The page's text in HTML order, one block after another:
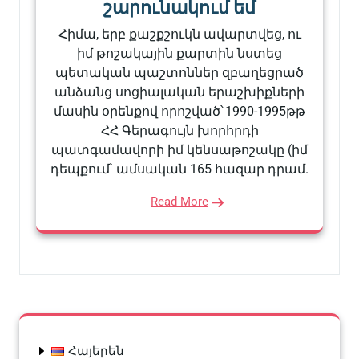
շարունակում եմ
Հիմա, երբ քաշքշուկն ավարտվեց, ու
իմ թոշակային քարտին նստեց
պետական պաշտոններ զբաղեցրած
անձանց սոցիալական երաշխիքների
մասին օրենքով որոշված՝ 1990-1995թթ
ՀՀ Գերագույն խորհրդի
պատգամավորի իմ կենսաթոշակը (իմ
դեպքում՝ ամսական 165 հազար դրամ.
Read More
Հայերեն